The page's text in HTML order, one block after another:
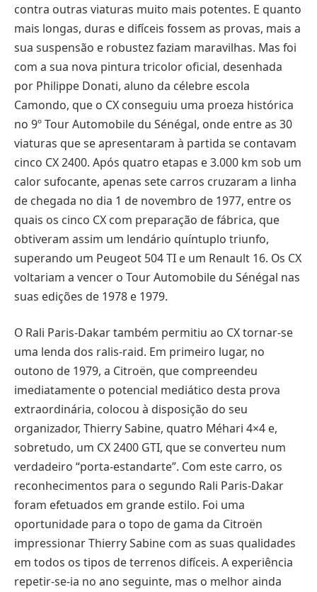
contra outras viaturas muito mais potentes. E quanto
mais longas, duras e difíceis fossem as provas, mais a
sua suspensão e robustez faziam maravilhas. Mas foi
com a sua nova pintura tricolor oficial, desenhada
por Philippe Donati, aluno da célebre escola
Camondo, que o CX conseguiu uma proeza histórica
no 9º Tour Automobile du Sénégal, onde entre as 30
viaturas que se apresentaram à partida se contavam
cinco CX 2400. Após quatro etapas e 3.000 km sob um
calor sufocante, apenas sete carros cruzaram a linha
de chegada no dia 1 de novembro de 1977, entre os
quais os cinco CX com preparação de fábrica, que
obtiveram assim um lendário quíntuplo triunfo,
superando um Peugeot 504 TI e um Renault 16. Os CX
voltariam a vencer o Tour Automobile du Sénégal nas
suas edições de 1978 e 1979.
O Rali Paris-Dakar também permitiu ao CX tornar-se
uma lenda dos ralis-raid. Em primeiro lugar, no
outono de 1979, a Citroën, que compreendeu
imediatamente o potencial mediático desta prova
extraordinária, colocou à disposição do seu
organizador, Thierry Sabine, quatro Méhari 4×4 e,
sobretudo, um CX 2400 GTI, que se converteu num
verdadeiro “porta-estandarte”. Com este carro, os
reconhecimentos para o segundo Rali Paris-Dakar
foram efetuados em grande estilo. Foi uma
oportunidade para o topo de gama da Citroën
impressionar Thierry Sabine com as suas qualidades
em todos os tipos de terrenos difíceis. A experiência
repetir-se-ia no ano seguinte, mas o melhor ainda